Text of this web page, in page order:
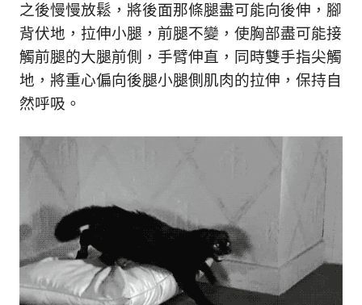
之後慢慢放鬆，將後面那條腿盡可能向後伸，腳
背伏地，拉伸小腿，前腿不變，使胸部盡可能接
觸前腿的大腿前側，手臂伸直，同時雙手指尖觸
地，將重心偏向後腿小腿側肌肉的拉伸，保持自
然呼吸。